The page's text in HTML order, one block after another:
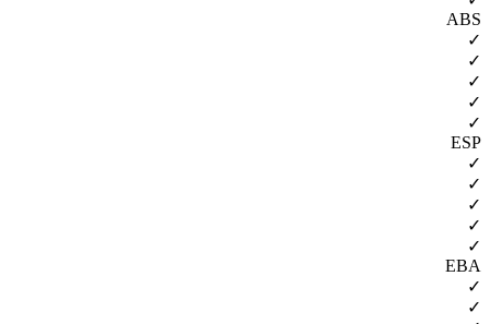
ABS
✓
✓
✓
✓
✓
ESP
✓
✓
✓
✓
✓
EBA
✓
✓